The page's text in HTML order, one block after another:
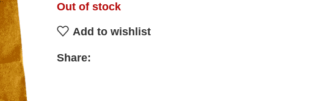
Out of stock
Add to wishlist
Share: